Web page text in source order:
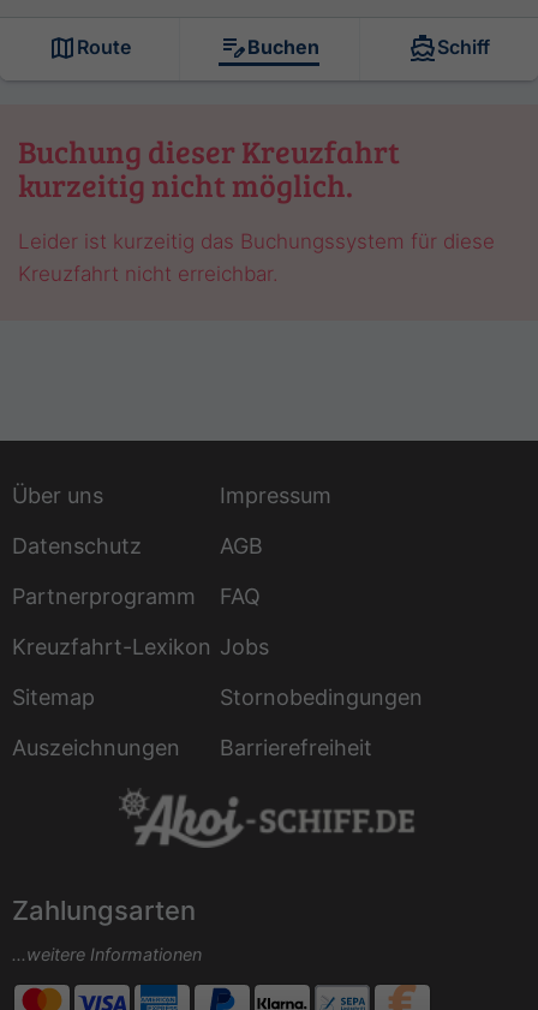
Route Buchen Schiff
Buchung dieser Kreuzfahrt
kurzeitig nicht möglich.
Leider ist kurzeitig das Buchungssystem für diese
Kreuzfahrt nicht erreichbar.
Über uns
Impressum
Datenschutz
AGB
Partnerprogramm
FAQ
Kreuzfahrt-Lexikon Jobs
Sitemap
Stornobedingungen
Auszeichnungen
Barrierefreiheit
Zahlungsarten
...weitere Informationen